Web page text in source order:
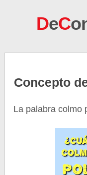
DeC
Concepto
La palabra colmo